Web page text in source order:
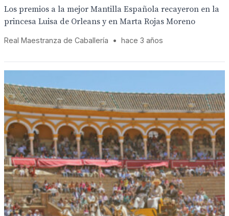
Los premios a la mejor Mantilla Española recayeron en la
princesa Luisa de Orleans y en Marta Rojas Moreno
Real Maestranza de Caballería • hace 3 años